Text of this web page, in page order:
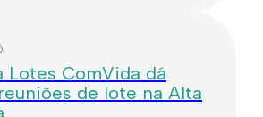
Lotes ComVida dá
de lote na Alta